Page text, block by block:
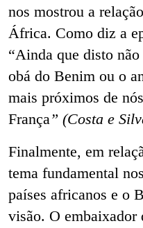
nos mostrou a
África. Como diz a
“Ainda que disto
obá do Benim ou o
mais próximos de
França” (Costa e
Finalmente, em
tema fundamental
países africanos e o
visão. O embaixador